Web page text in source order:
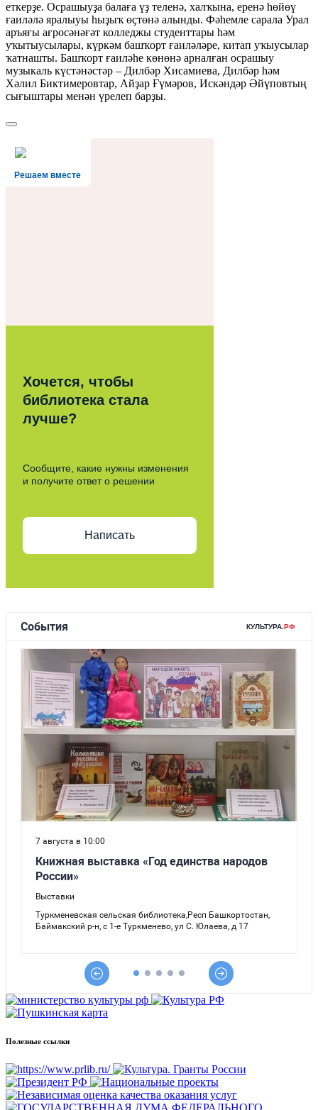
еткерҙе. Осрашыуҙа балаға үҙ теленә, халҡына, еренә һөйөү
ғаиләлә яралыуы һыҙыҡ өҫтөнә алынды. Фәһемле сарала Урал
аръяғы ағросәнәғәт колледжы студенттары һәм
уҡытыусылары, күркәм башҡорт ғаиләләре, китап уҡыусылар
ҡатнашты. Башҡорт ғаиләһе көнөнә арналған осрашыу
музыкаль күстәнәстәр – Дилбәр Хисамиева, Дилбәр һәм
Хәлил Биктимеровтар, Айҙар Ғүмәров, Искәндәр Әйүповтың
сығыштары менән үрелеп барҙы.
Решаем вместе
Хочется, чтобы
библиотека стала
лучше?
Сообщите, какие нужны изменения
и получите ответ о решении
Написать
Полезные ссылки